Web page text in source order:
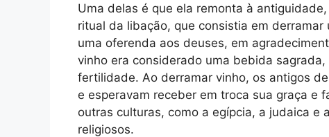
Uma delas é que ela remonta à
ritual da libação, que consistia em
uma oferenda aos deuses, em
vinho era considerado uma bebida
fertilidade. Ao derramar vinho, os antigos
e esperavam receber em troca sua graça e
outras culturas, como a egípcia, a judaica e
religiosos.